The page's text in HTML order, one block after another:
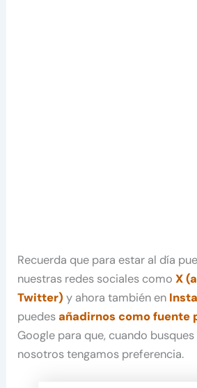
Recuerda que para estar al día
nuestras redes sociales comoX
Twitter) y ahora también en
puedesañadirnos como fuente
Google para que, cuando
nosotros tengamos preferencia.